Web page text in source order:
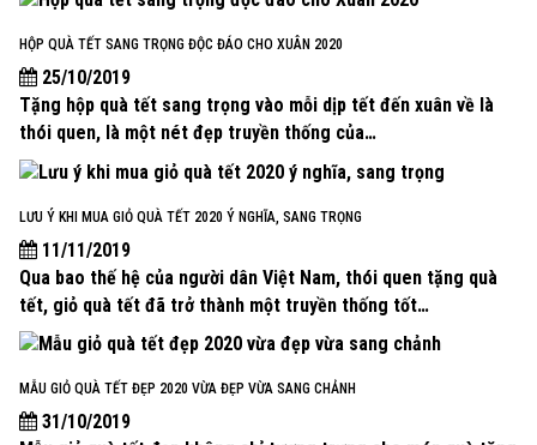
HỘP QUÀ TẾT SANG TRỌNG ĐỘC ĐÁO CHO XUÂN 2020
25/10/2019
Tặng hộp quà tết sang trọng vào mỗi dịp tết đến xuân về là
thói quen, là một nét đẹp truyền thống của…
LƯU Ý KHI MUA GIỎ QUÀ TẾT 2020 Ý NGHĨA, SANG TRỌNG
11/11/2019
Qua bao thế hệ của người dân Việt Nam, thói quen tặng quà
tết, giỏ quà tết đã trở thành một truyền thống tốt…
MẪU GIỎ QUÀ TẾT ĐẸP 2020 VỪA ĐẸP VỪA SANG CHẢNH
31/10/2019